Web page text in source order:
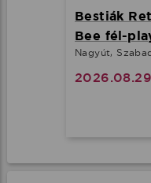
Bestiák
Bee fél-
Nagyút,